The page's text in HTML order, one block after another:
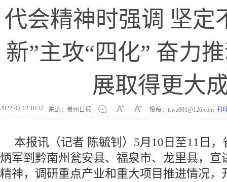
代会精神时强调 坚定
新”主攻“四化” 奋力
展取得更大
2022-05-12 10:32 来源：贵州日报 投稿：trwz001@126.com 打
本报讯（记者 陈毓钊）5月10日至11日
炳军到黔南州瓮安县、福泉市、龙里县，宣
精神，调研重点产业和重大项目推进情况，